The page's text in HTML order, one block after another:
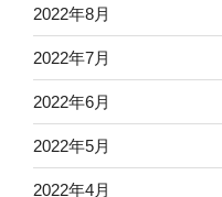
2022年8月
2022年7月
2022年6月
2022年5月
2022年4月